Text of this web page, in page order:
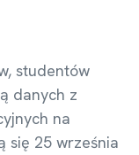
studentów
danych z
na
się 25 września